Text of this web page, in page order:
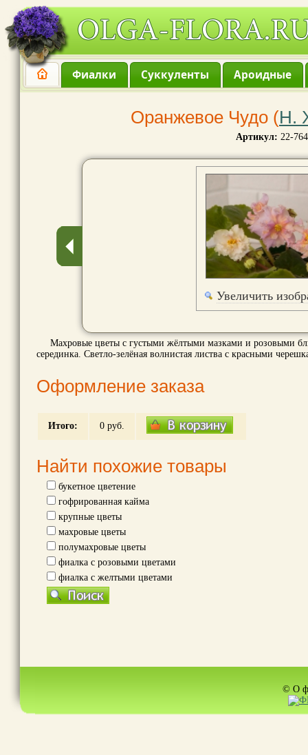
Фиалки Суккуленты Ароидные
Оранжевое Чудо (Н.
Артикул: 22-764
Увеличить
Махровые цветы с густыми жёлтыми мазками и розовыми
серединка. Светло-зелёная волнистая листва с красными
Оформление заказа
Итого: 0 руб.
Найти похожие товары
букетное цветение
гофрированная кайма
крупные цветы
махровые цветы
полумахровые цветы
фиалка с розовыми цветами
фиалка с желтыми цветами
© О